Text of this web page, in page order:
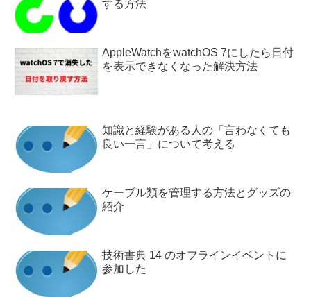
する方法
AppleWatchをwatchOS 7にしたら日付
を表示できなくなった解決方法
知識と経験がある人の「言わなくても
良い一言」について考える
ケーブル類を管理する方法とグッズの
紹介
技術書典 14 のオフラインイベントに
参加した